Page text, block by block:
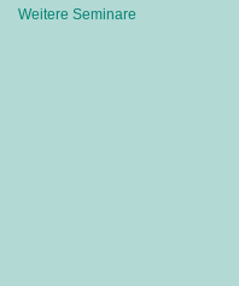
Weitere Seminare